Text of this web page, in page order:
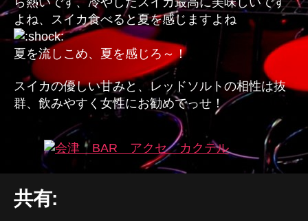
よね、スイカ食べると夏を感じますよね
夏を流しこめ、夏を感じろ～！
スイカの優しい甘みと、レッドソルトの相性は抜
群、飲みやすく女性にお勧めでっせ！
共有: